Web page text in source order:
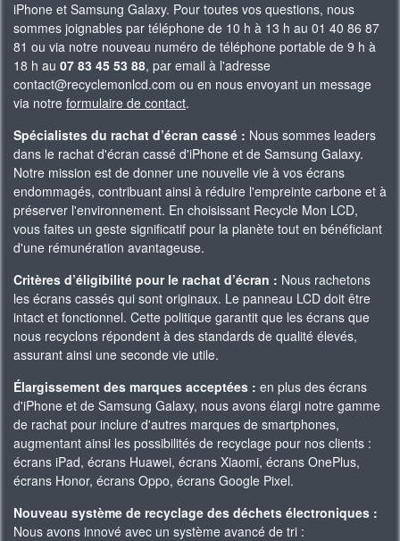
iPhone et Samsung Galaxy. Pour toutes vos questions, nous
sommes joignables par téléphone de 10 h à 13 h au 01 40 86 87
81 ou via notre nouveau numéro de téléphone portable de 9 h à
18 h au 07 83 45 53 88, par email à l'adresse
contact@recyclemonlcd.com ou en nous envoyant un message
via notre formulaire de contact.
Spécialistes du rachat d’écran cassé : Nous sommes leaders
dans le rachat d'écran cassé d'iPhone et de Samsung Galaxy.
Notre mission est de donner une nouvelle vie à vos écrans
endommagés, contribuant ainsi à réduire l'empreinte carbone et à
préserver l'environnement. En choisissant Recycle Mon LCD,
vous faites un geste significatif pour la planète tout en bénéficiant
d'une rémunération avantageuse.
Critères d’éligibilité pour le rachat d’écran : Nous rachetons
les écrans cassés qui sont originaux. Le panneau LCD doit être
intact et fonctionnel. Cette politique garantit que les écrans que
nous recyclons répondent à des standards de qualité élevés,
assurant ainsi une seconde vie utile.
Élargissement des marques acceptées : en plus des écrans
d'iPhone et de Samsung Galaxy, nous avons élargi notre gamme
de rachat pour inclure d'autres marques de smartphones,
augmentant ainsi les possibilités de recyclage pour nos clients :
écrans iPad, écrans Huawei, écrans Xiaomi, écrans OnePlus,
écrans Honor, écrans Oppo, écrans Google Pixel.
Nouveau système de recyclage des déchets électroniques :
Nous avons innové avec un système avancé de tri :